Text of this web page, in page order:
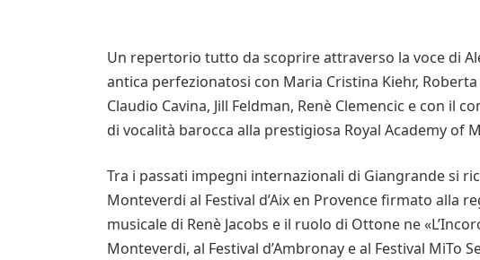
Un repertorio tutto da scoprire attraverso la voce di
antica perfezionatosi con Maria Cristina Kiehr,
Claudio Cavina, Jill Feldman, Renè Clemencic e con il
di vocalità barocca alla prestigiosa Royal Academy of
Tra i passati impegni internazionali di Giangrande si
Monteverdi al Festival d’Aix en Provence firmato alla
musicale di Renè Jacobs e il ruolo di Ottone ne
Monteverdi, al Festival d’Ambronay e al Festival MiTo